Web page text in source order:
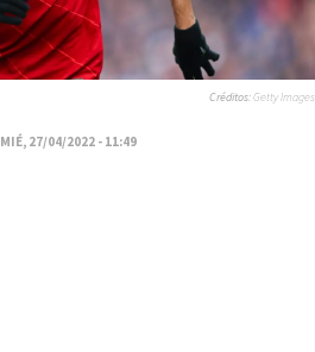
MIÉ, 27/04/2022 - 11:49
Créditos:Getty Images